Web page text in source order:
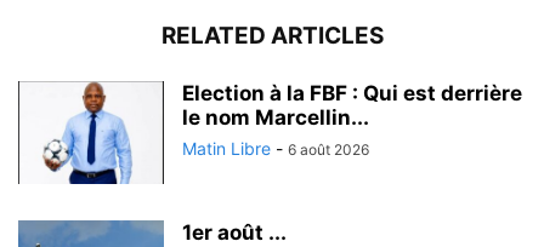
RELATED ARTICLES
Election à la FBF : Qui est derrière
le nom Marcellin...
Matin Libre - 6 août 2026
1er août ...